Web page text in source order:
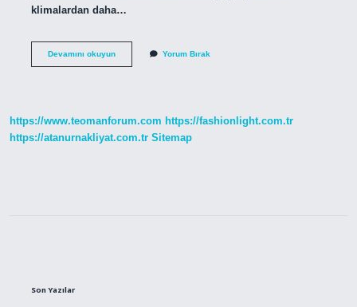
klimalardan daha…
Devamını okuyunFan
Mu
Yorum Bırak
https://www.teomanforum.com https://fashionlight.com.tr
https://atanurnakliyat.com.tr Sitemap
Son Yazılar